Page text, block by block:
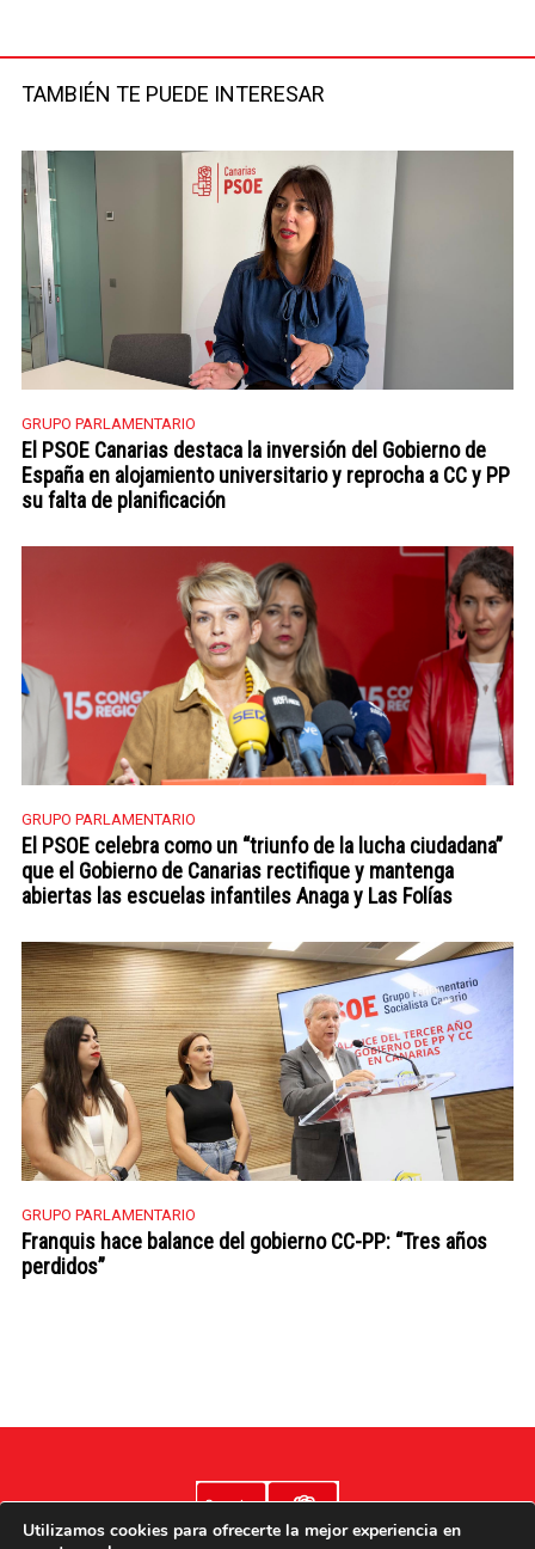
TAMBIÉN TE PUEDE INTERESAR
GRUPO PARLAMENTARIO
El PSOE Canarias destaca la inversión del Gobierno de
España en alojamiento universitario y reprocha a CC y PP
su falta de planificación
GRUPO PARLAMENTARIO
El PSOE celebra como un “triunfo de la lucha ciudadana”
que el Gobierno de Canarias rectifique y mantenga
abiertas las escuelas infantiles Anaga y Las Folías
GRUPO PARLAMENTARIO
Franquis hace balance del gobierno CC-PP: “Tres años
perdidos”
Utilizamos cookies para ofrecerte la mejor experiencia en